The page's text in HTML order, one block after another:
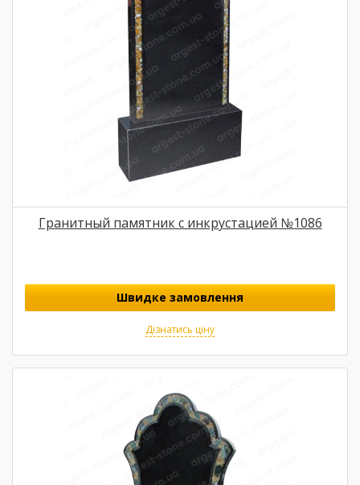
Гранитный памятник с инкрустацией №1086
Швидке замовлення
Дізнатись ціну